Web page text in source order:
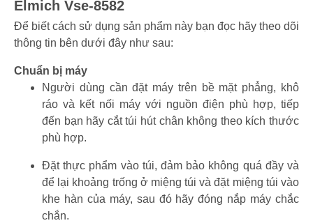
Elmich Vse-8582
Để biết cách sử dụng sản phẩm này bạn đọc hãy theo dõi
thông tin bên dưới đây như sau:
Chuẩn bị máy
Người dùng cần đặt máy trên bề mặt phẳng, khô
ráo và kết nối máy với nguồn điện phù hợp, tiếp
đến bạn hãy cắt túi hút chân không theo kích thước
phù hợp.
Đặt thực phẩm vào túi, đảm bảo không quá đầy và
để lại khoảng trống ở miệng túi và đặt miệng túi vào
khe hàn của máy, sau đó hãy đóng nắp máy chắc
chắn.